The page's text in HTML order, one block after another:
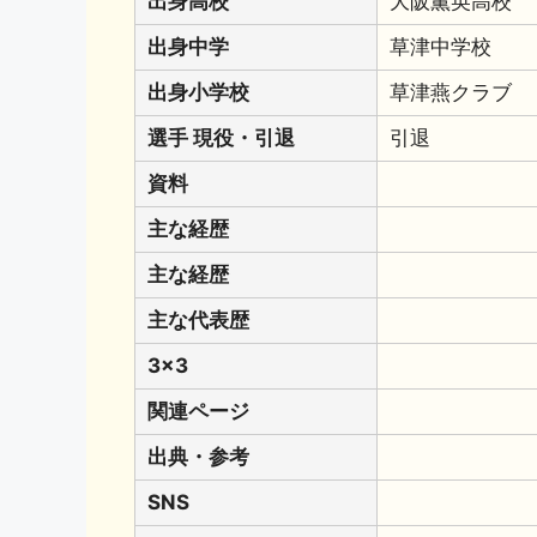
出身中学
草津中学校
出身小学校
草津燕クラブ
選手 現役・引退
引退
資料
主な経歴
主な経歴
主な代表歴
3x3
関連ページ
出典・参考
SNS